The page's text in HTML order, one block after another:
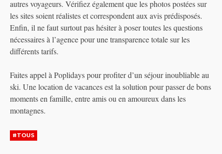
autres voyageurs. Vérifiez également que les photos postées sur
les sites soient réalistes et correspondent aux avis prédisposés.
Enfin, il ne faut surtout pas hésiter à poser toutes les questions
nécessaires à l’agence pour une transparence totale sur les
différents tarifs.
Faites appel à Poplidays pour profiter d’un séjour inoubliable au
ski. Une location de vacances est la solution pour passer de bons
moments en famille, entre amis ou en amoureux dans les
montagnes.
#TOUS